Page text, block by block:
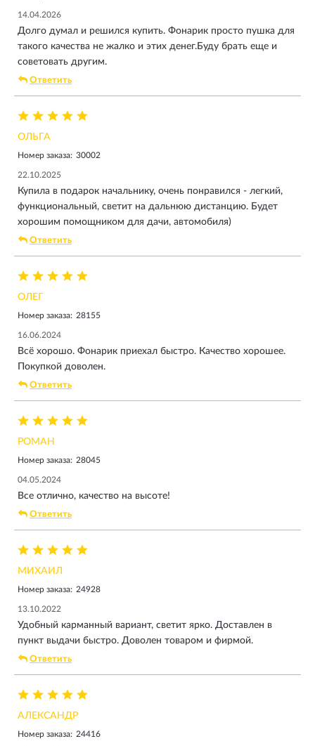
14.04.2026
Долго думал и решился купить. Фонарик просто пушка для
такого качества не жалко и этих денег.Буду брать еще и
советовать другим.
Ответить
ОЛЬГА
Номер заказа: 30002
22.10.2025
Купила в подарок начальнику, очень понравился - легкий,
функциональный, светит на дальнюю дистанцию. Будет
хорошим помощником для дачи, автомобиля)
Ответить
ОЛЕГ
Номер заказа: 28155
16.06.2024
Всё хорошо. Фонарик приехал быстро. Качество хорошее.
Покупкой доволен.
Ответить
РОМАН
Номер заказа: 28045
04.05.2024
Все отлично, качество на высоте!
Ответить
МИХАИЛ
Номер заказа: 24928
13.10.2022
Удобный карманный вариант, светит ярко. Доставлен в
пункт выдачи быстро. Доволен товаром и фирмой.
Ответить
АЛЕКСАНДР
Номер заказа: 24416